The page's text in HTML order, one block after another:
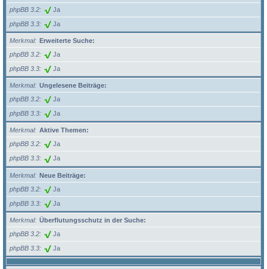
phpBB 3.2
Ja
phpBB 3.3 Ja
Merkmal
Erweiterte Suche:
phpBB 3.2
Ja
phpBB 3.3 Ja
Merkmal
Ungelesene Beiträge:
phpBB 3.2
Ja
phpBB 3.3 Ja
Merkmal
Aktive Themen:
phpBB 3.2
Ja
phpBB 3.3 Ja
Merkmal
Neue Beiträge:
phpBB 3.2
Ja
phpBB 3.3 Ja
Merkmal
Überflutungsschutz in der Suche:
phpBB 3.2
Ja
phpBB 3.3 Ja